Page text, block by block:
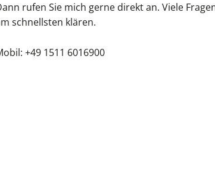
rufen Sie mich gerne direkt an. Viele
schnellsten klären.
+49 1511 6016900